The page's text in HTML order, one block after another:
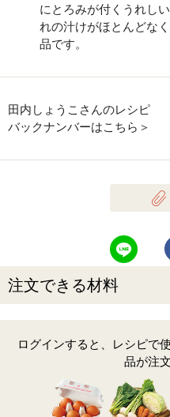
にとろみが付くうれし
れの汁けがほとんどな
品です。
田内しょうこさんのレシピ
バックナンバーはこちら＞
LINE
注文できる材料
ログインすると、レシピで
品が注